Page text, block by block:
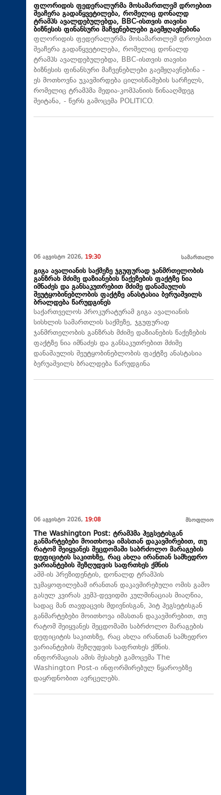
ფლორიდის ფედერალურმა მოსამართლემ დროებით
შეაჩერა გადაწყვეტილება, რომელიც დონალდ
ტრამპს ავალდებულებდა, BBC-ისთვის თავისი
ბიზნესის ფინანსური მაჩვენებლები გაემჟღავნებინა
ფლორიდის ფედერალურმა მოსამართლემ დროებით
შეაჩერა გადაწყვეტილება, რომელიც დონალდ
ტრამპს ავალდებულებდა, BBC-ისთვის თავისი
ბიზნესის ფინანსური მაჩვენებლები გაემჟღავნებინა -
ეს მოთხოვნა უკავშირდება ცილისწამების სარჩელს,
რომელიც ტრამპმა მედია-კომპანიის წინააღმდეგ
შეიტანა, - წერს გამოცემა POLITICO.
06 აგვისტო 2026, 19:30 სამართალი
გიგა ავალიანის საქმეზე ჯგუფურად ჯანმრთელობის
განზრახ მძიმე დაზიანების წაქეზების ფაქტზე ნია
იმნაძეს და განსაკუთრებით მძიმე დანაშაულის
შეუტყობინებლობის ფაქტზე ანასტასია ბერუაშვილს
ბრალდება წარუდგინეს
საქართველოს პროკურატურამ გიგა ავალიანის
სისხლის სამართლის საქმეზე, ჯგუფურად
ჯანმრთელობის განზრახ მძიმე დაზიანების წაქეზების
ფაქტზე ნია იმნაძეს და განსაკუთრებით მძიმე
დანაშაულის შეუტყობინებლობის ფაქტზე ანასტასია
ბერუაშვილს ბრალდება წარუდგინა
06 აგვისტო 2026, 19:08 მსოფლიო
The Washington Post: ტრამპმა ჰეგსეტისგან
განმარტებები მოითხოვა იმასთან დაკავშირებით, თუ
რატომ შეიყვანეს შეცდომაში საბრძოლო მარაგების
დეფიციტის საკითხზე, რაც ახლა ირანთან სამხედრო
ვარიანტების შეზღუდვის საფრთხეს ქმნის
აშშ-ის პრეზიდენტის, დონალდ ტრამპის
უკმაყოფილებამ ირანთან დაკავშირებული ომის გამო
გასულ კვირას კემპ-დევიდში კულმინაციას მიაღწია,
სადაც მან თავდაცვის მდივნისგან, პიტ ჰეგსეტისგან
განმარტებები მოითხოვა იმასთან დაკავშირებით, თუ
რატომ შეიყვანეს შეცდომაში საბრძოლო მარაგების
დეფიციტის საკითხზე, რაც ახლა ირანთან სამხედრო
ვარიანტების შეზღუდვის საფრთხეს ქმნის.
ინფორმაციას ამის შესახებ გამოცემა The
Washington Post-ი ინფორმირებულ წყაროებზე
დაყრდნობით ავრცელებს.